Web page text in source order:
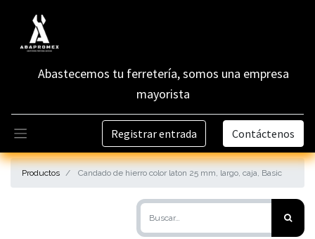
Abastecemos tu ferretería, somos una empresa
mayorista
Registrar entrada Contáctenos
Productos Candado de hierro color laton 25 mm, largo, caja, Basic